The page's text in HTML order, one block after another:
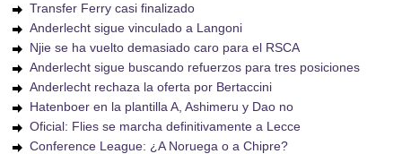
Transfer Ferry casi finalizado
Anderlecht sigue vinculado a Langoni
Njie se ha vuelto demasiado caro para el RSCA
Anderlecht sigue buscando refuerzos para tres posiciones
Anderlecht rechaza la oferta por Bertaccini
Hatenboer en la plantilla A, Ashimeru y Dao no
Oficial: Flies se marcha definitivamente a Lecce
Conference League: ¿A Noruega o a Chipre?